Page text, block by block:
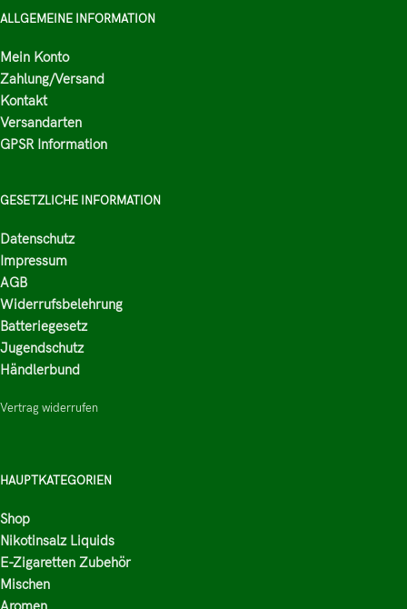
ALLGEMEINE INFORMATION
Mein Konto
Zahlung/Versand
Kontakt
Versandarten
GPSR Information
GESETZLICHE INFORMATION
Datenschutz
Impressum
AGB
Widerrufsbelehrung
Batteriegesetz
Jugendschutz
Händlerbund
Vertrag widerrufen
HAUPTKATEGORIEN
Shop
Nikotinsalz Liquids
E-Zigaretten Zubehör
Mischen